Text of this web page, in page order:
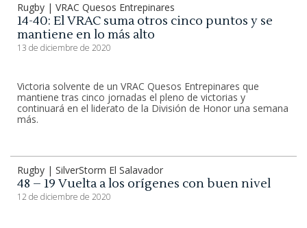
Rugby | VRAC Quesos Entrepinares
14-40: El VRAC suma otros cinco puntos y se
mantiene en lo más alto
13 de diciembre de 2020
Victoria solvente de un VRAC Quesos Entrepinares que
mantiene tras cinco jornadas el pleno de victorias y
continuará en el liderato de la División de Honor una semana
más.
Rugby | SilverStorm El Salavador
48 – 19 Vuelta a los orígenes con buen nivel
12 de diciembre de 2020